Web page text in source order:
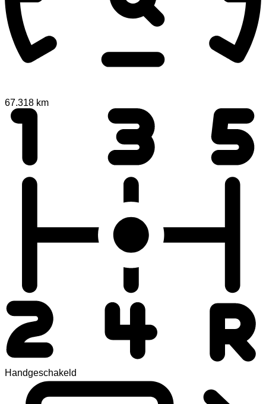
67.318 km
Handgeschakeld